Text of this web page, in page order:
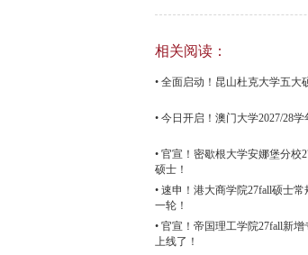
相关阅读：
• 全面启动！昆山杜克大学五大
• 今日开启！澳门大学2027/28
• 官宣！密歇根大学安娜堡分校
硕士！
• 速申！港大商学院27fall硕士
一轮！
• 官宣！帝国理工学院27fall新
上线了！